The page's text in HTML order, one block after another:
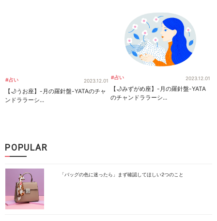
#占い 2023.12.01
【🌙うお座】-月の羅針盤-YATAのチャ
ンドララーシ...
#占い 2023.12.01
【🌙みずがめ座】-月の羅針盤-YATA
のチャンドララーシ...
POPULAR
「バッグの色に迷ったら」まず確認してほしい2つのこと